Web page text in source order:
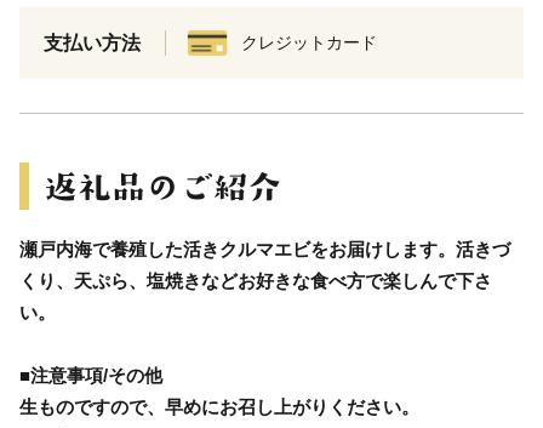
支払い方法 クレジットカード
瀬戸内海で養殖した活きクルマエビをお届けします。活きづ
くり、天ぷら、塩焼きなどお好きな食べ方で楽しんで下さ
い。
■注意事項/その他
生ものですので、早めにお召し上がりください。